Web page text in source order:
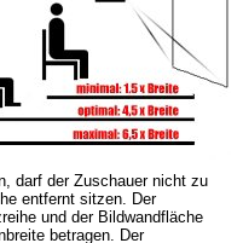
darf der Zuschauer nicht zu
entfernt sitzen. Der
und der Bildwandfläche
betragen. Der